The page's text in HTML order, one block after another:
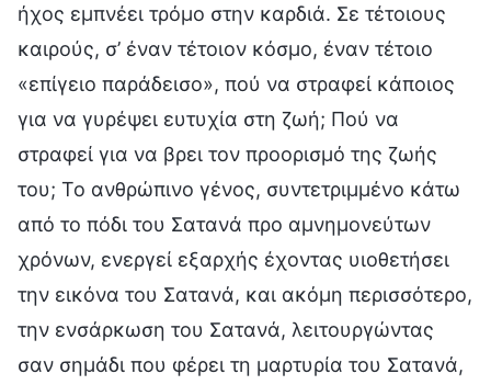
ήχος εμπνέει τρόμο στην καρδιά. Σε τέτοιους
καιρούς, σ’ έναν τέτοιον κόσμο, έναν τέτοιο
«επίγειο παράδεισο», πού να στραφεί κάποιος
για να γυρέψει ευτυχία στη ζωή; Πού να
στραφεί για να βρει τον προορισμό της ζωής
του; Το ανθρώπινο γένος, συντετριμμένο κάτω
από το πόδι του Σατανά προ αμνημονεύτων
χρόνων, ενεργεί εξαρχής έχοντας υιοθετήσει
την εικόνα του Σατανά, και ακόμη περισσότερο,
την ενσάρκωση του Σατανά, λειτουργώντας
σαν σημάδι που φέρει τη μαρτυρία του Σατανά,